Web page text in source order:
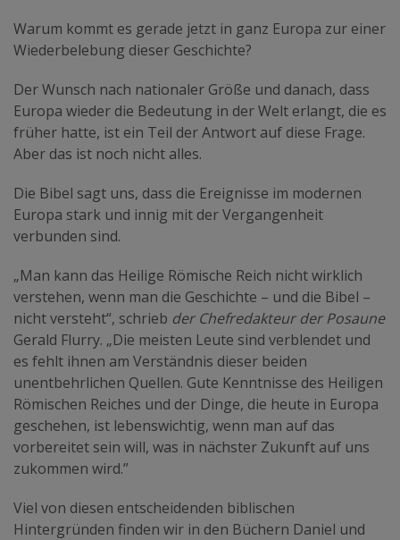
Warum kommt es gerade jetzt in ganz Europa zur einer
Wiederbelebung dieser Geschichte?
Der Wunsch nach nationaler Größe und danach, dass
Europa wieder die Bedeutung in der Welt erlangt, die es
früher hatte, ist ein Teil der Antwort auf diese Frage.
Aber das ist noch nicht alles.
Die Bibel sagt uns, dass die Ereignisse im modernen
Europa stark und innig mit der Vergangenheit
verbunden sind.
„Man kann das Heilige Römische Reich nicht wirklich
verstehen, wenn man die Geschichte – und die Bibel –
nicht versteht“, schrieb der Chefredakteur der Posaune
Gerald Flurry. „Die meisten Leute sind verblendet und
es fehlt ihnen am Verständnis dieser beiden
unentbehrlichen Quellen. Gute Kenntnisse des Heiligen
Römischen Reiches und der Dinge, die heute in Europa
geschehen, ist lebenswichtig, wenn man auf das
vorbereitet sein will, was in nächster Zukunft auf uns
zukommen wird.”
Viel von diesen entscheidenden biblischen
Hintergründen finden wir in den Büchern Daniel und